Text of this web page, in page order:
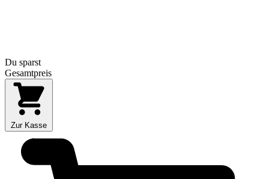
Du sparst
Gesamtpreis
Zur Kasse